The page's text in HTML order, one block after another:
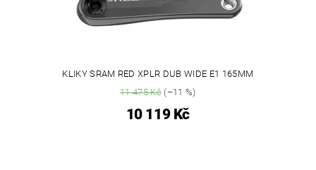
KLIKY SRAM RED XPLR DUB WIDE E1 165MM
11 475 Kč(–11 %)
10 119 Kč